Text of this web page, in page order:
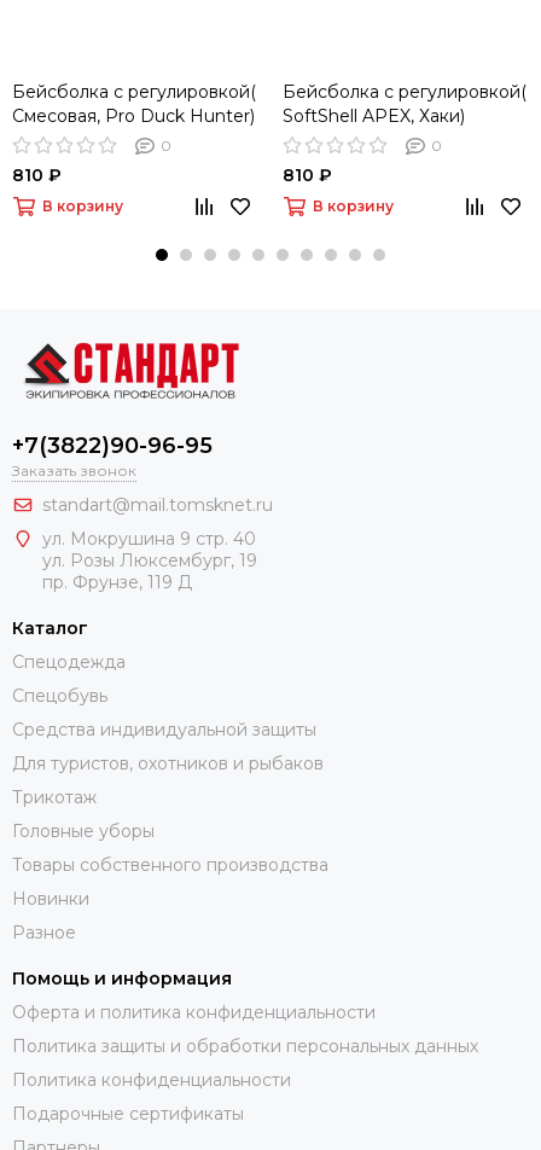
Бейсболка с регулировкой(
Смесовая, Pro Duck Hunter)
0
810 ₽
В корзину
Бейсболка с регулировкой(
SoftShell APEX, Хаки)
0
810 ₽
В корзину
+7(3822)90-96-95
Заказать звонок
standart@mail.tomsknet.ru
ул. Мокрушина 9 стр. 40
ул. Розы Люксембург, 19
пр. Фрунзе, 119 Д
Каталог
Спецодежда
Спецобувь
Средства индивидуальной защиты
Для туристов, охотников и рыбаков
Трикотаж
Головные уборы
Товары собственного производства
Новинки
Разное
Помощь и информация
Оферта и политика конфиденциальности
Политика защиты и обработки персональных данных
Политика конфиденциальности
Подарочные сертификаты